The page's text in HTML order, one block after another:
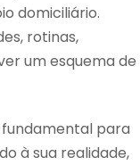
domiciliário.
rotinas,
um esquema de
para
à sua realidade,